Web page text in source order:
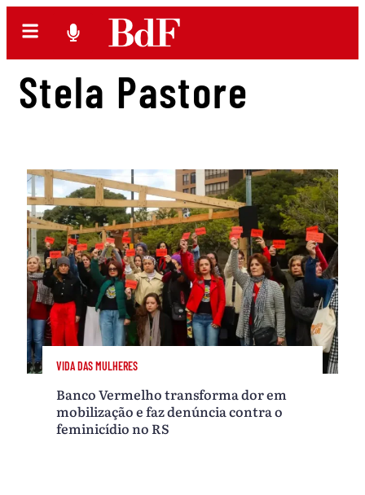
Stela Pastore
VIDA DAS MULHERES
Banco Vermelho transforma dor em
mobilização e faz denúncia contra o
feminicídio no RS